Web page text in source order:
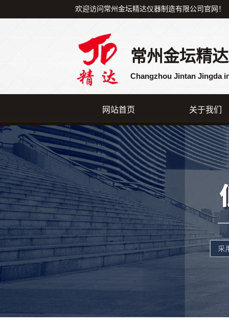
欢迎访问常州金坛精达仪器制造有限公司官网！
常州金坛精
Changzhou Jintan Jingda
网站首页 关于我们